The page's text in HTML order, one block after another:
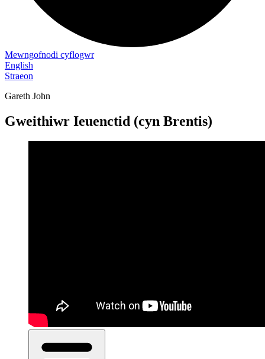
Mewngofnodi cyflogwr
English
Straeon
Gareth John
Gweithiwr Ieuenctid (cyn Brentis)